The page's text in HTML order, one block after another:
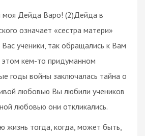
моя Дейда Варо! (2)Дейда в
означает «сестра матери»
Вас ученики, так обращались к Вам
этом кем-то придуманном
годы войны заключалась тайна о
любовью Вы любили учеников
любовью они откликались.
жизнь тогда, когда, может быть,